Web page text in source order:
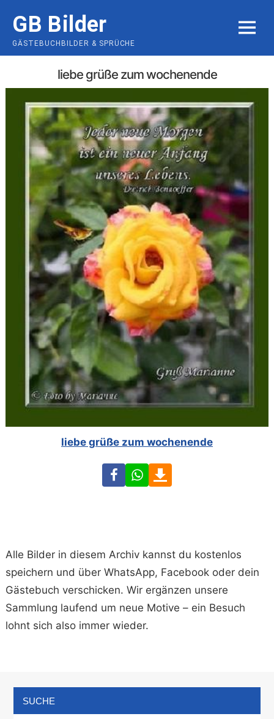
content
GB Bilder
GÄSTEBUCHBILDER & SPRÜCHE
MENU
liebe grüße zum wochenende
liebe grüße zum wochenende
FacebookWhatsApp
Alle Bilder in diesem Archiv kannst du kostenlos
speichern und über WhatsApp, Facebook oder dein
Gästebuch verschicken. Wir ergänzen unsere
Sammlung laufend um neue Motive – ein Besuch
lohnt sich also immer wieder.
SUCHE